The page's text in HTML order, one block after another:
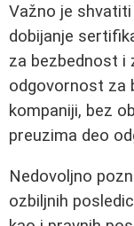
Važno je
dobijanje
za bezbednost i
odgovornost za
kompaniji, bez
preuzima deo
Nedovoljno
ozbiljnih